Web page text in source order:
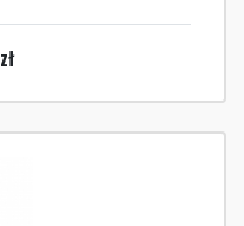
zł